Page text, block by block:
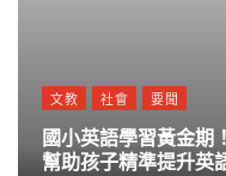
文教 社會 要聞
國小英語學習黃金期
幫助孩子精準提升英